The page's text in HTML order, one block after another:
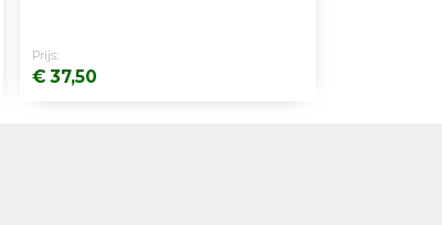
Prijs:
€ 37,50